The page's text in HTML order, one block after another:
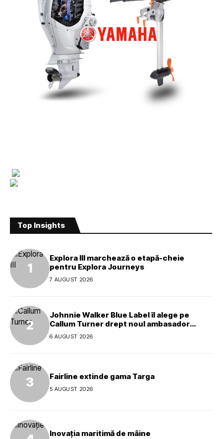
Top Insights
Explora III marchează o etapă-cheie
pentru Explora Journeys
7 AUGUST 2026
Johnnie Walker Blue Label îl alege pe
Callum Turner drept noul ambasador
global al mărcii
6 AUGUST 2026
Fairline extinde gama Targa
5 AUGUST 2026
Inovația maritimă de mâine